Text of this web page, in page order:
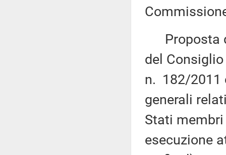
Proposta
del
n. 182/2011
generali
Stati
esecuzione